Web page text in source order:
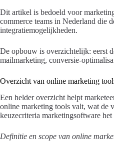
Dit artikel is bedoeld voor
commerce teams in Nederland die
integratiemogelijkheden.
De opbouw is overzichtelijk: eerst
mailmarketing, conversie-
Overzicht van online marketing
Een helder overzicht helpt
online marketing tools valt, wat de
keuzecriteria marketingsoftware
Definitie en scope van online